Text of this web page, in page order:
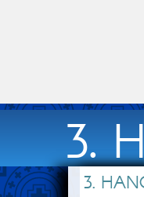
3.
3.